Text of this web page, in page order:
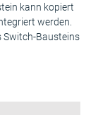
kann kopiert
werden.
Switch-Bausteins